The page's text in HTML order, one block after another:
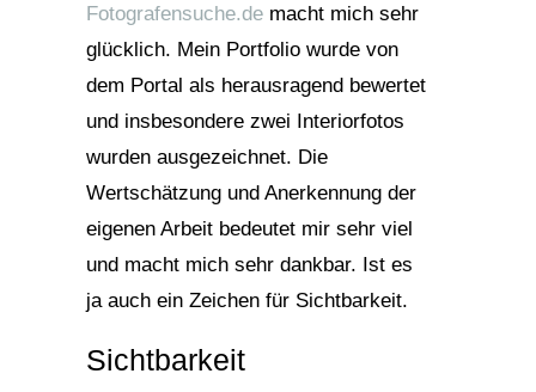
Fotografensuche.de macht mich sehr
glücklich. Mein Portfolio wurde von
dem Portal als herausragend bewertet
und insbesondere zwei Interiorfotos
wurden ausgezeichnet. Die
Wertschätzung und Anerkennung der
eigenen Arbeit bedeutet mir sehr viel
und macht mich sehr dankbar. Ist es
ja auch ein Zeichen für Sichtbarkeit.
Sichtbarkeit